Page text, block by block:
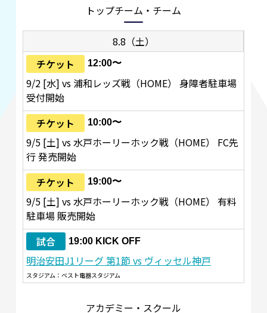
トップチーム・チーム
8.8（土）
チケット
12:00〜
9/2 [水] vs 浦和レッズ戦（HOME） 身障者駐車場
受付開始
チケット
10:00〜
9/5 [土] vs 水戸ホーリーホック戦（HOME） FC先
行 発売開始
チケット
19:00〜
9/5 [土] vs 水戸ホーリーホック戦（HOME） 有料
駐車場 販売開始
試合
19:00 KICK OFF
明治安田J1リーグ 第1節 vs ヴィッセル神戸
スタジアム：ベスト電器スタジアム
アカデミー・スクール